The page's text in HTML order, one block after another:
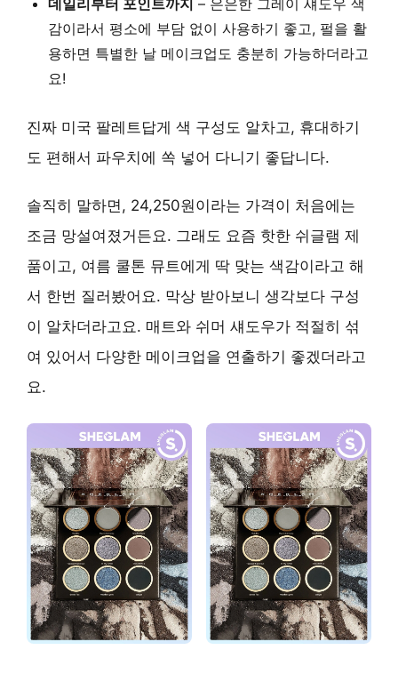
데일리부터 포인트까지 – 은은한 그레이 섀도우 색
감이라서 평소에 부담 없이 사용하기 좋고, 펄을 활
용하면 특별한 날 메이크업도 충분히 가능하더라고
요!
진짜 미국 팔레트답게 색 구성도 알차고, 휴대하기
도 편해서 파우치에 쏙 넣어 다니기 좋답니다.
솔직히 말하면, 24,250원이라는 가격이 처음에는
조금 망설여졌거든요. 그래도 요즘 핫한 쉬글램 제
품이고, 여름 쿨톤 뮤트에게 딱 맞는 색감이라고 해
서 한번 질러봤어요. 막상 받아보니 생각보다 구성
이 알차더라고요. 매트와 쉬머 섀도우가 적절히 섞
여 있어서 다양한 메이크업을 연출하기 좋겠더라고
요.